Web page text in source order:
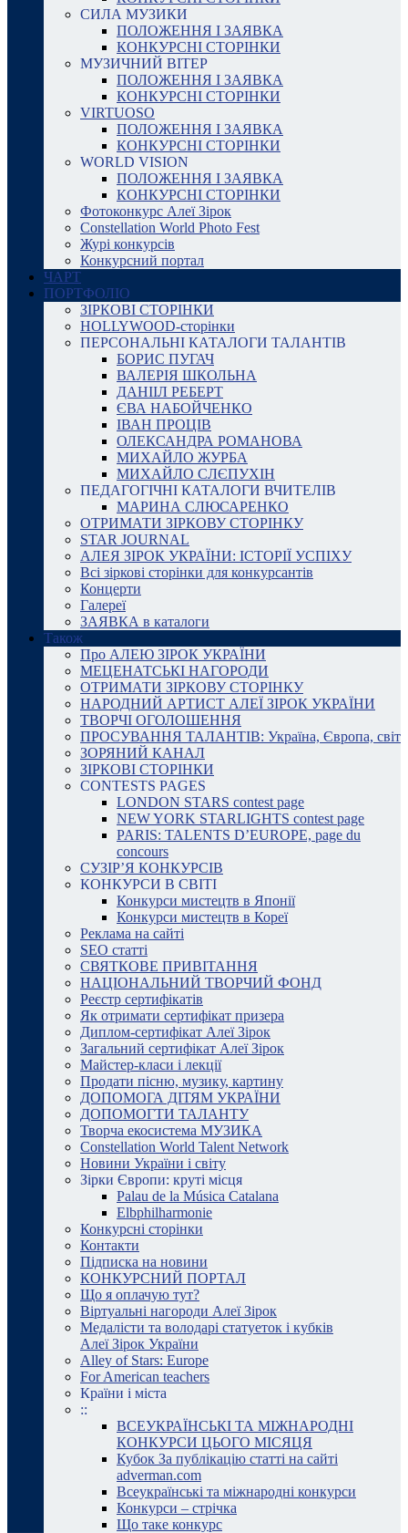
СИЛА МУЗИКИ
ПОЛОЖЕННЯ І ЗАЯВКА
КОНКУРСНІ СТОРІНКИ
МУЗИЧНИЙ ВІТЕР
ПОЛОЖЕННЯ І ЗАЯВКА
КОНКУРСНІ СТОРІНКИ
VIRTUOSO
ПОЛОЖЕННЯ І ЗАЯВКА
КОНКУРСНІ СТОРІНКИ
WORLD VISION
ПОЛОЖЕННЯ І ЗАЯВКА
КОНКУРСНІ СТОРІНКИ
Фотоконкурс Алеї Зірок
Constellation World Photo Fest
Журі конкурсів
Конкурсний портал
ЧАРТ
ПОРТФОЛІО
ЗІРКОВІ СТОРІНКИ
HOLLYWOOD-сторінки
ПЕРСОНАЛЬНІ КАТАЛОГИ ТАЛАНТІВ
БОРИС ПУГАЧ
ВАЛЕРІЯ ШКОЛЬНА
ДАНІІЛ РЕБЕРТ
ЄВА НАБОЙЧЕНКО
ІВАН ПРОЦІВ
ОЛЕКСАНДРА РОМАНОВА
МИХАЙЛО ЖУРБА
МИХАЙЛО СЛЄПУХІН
ПЕДАГОГІЧНІ КАТАЛОГИ ВЧИТЕЛІВ
МАРИНА СЛЮСАРЕНКО
ОТРИМАТИ ЗІРКОВУ СТОРІНКУ
STAR JOURNAL
АЛЕЯ ЗІРОК УКРАЇНИ: ІСТОРІЇ УСПІХУ
Всі зіркові сторінки для конкурсантів
Концерти
Галереї
ЗАЯВКА в каталоги
Також
Про АЛЕЮ ЗІРОК УКРАЇНИ
МЕЦЕНАТСЬКІ НАГОРОДИ
ОТРИМАТИ ЗІРКОВУ СТОРІНКУ
НАРОДНИЙ АРТИСТ АЛЕЇ ЗІРОК УКРАЇНИ
ТВОРЧІ ОГОЛОШЕННЯ
ПРОСУВАННЯ ТАЛАНТІВ: Україна, Європа, світ
ЗОРЯНИЙ КАНАЛ
ЗІРКОВІ СТОРІНКИ
CONTESTS PAGES
LONDON STARS contest page
NEW YORK STARLIGHTS contest page
PARIS: TALENTS D’EUROPE, page du
concours
СУЗІР’Я КОНКУРСІВ
КОНКУРСИ В СВІТІ
Конкурси мистецтв в Японії
Конкурси мистецтв в Кореї
Реклама на сайті
SEO статті
СВЯТКОВЕ ПРИВІТАННЯ
НАЦІОНАЛЬНИЙ ТВОРЧИЙ ФОНД
Реєстр сертифікатів
Як отримати сертифікат призера
Диплом-сертифікат Алеї Зірок
Загальний сертифікат Алеї Зірок
Майстер-класи і лекції
Продати пісню, музику, картину
ДОПОМОГА ДІТЯМ УКРАЇНИ
ДОПОМОГТИ ТАЛАНТУ
Творча екосистема МУЗИКА
Constellation World Talent Network
Новини України і світу
Зірки Європи: круті місця
Palau de la Música Catalana
Elbphilharmonie
Конкурсні сторінки
Контакти
Підписка на новини
КОНКУРСНИЙ ПОРТАЛ
Що я оплачую тут?
Віртуальні нагороди Алеї Зірок
Медалісти та володарі статуеток і кубків
Алеї Зірок України
Alley of Stars: Europe
For American teachers
Країни і міста
::
ВСЕУКРАЇНСЬКІ ТА МІЖНАРОДНІ
КОНКУРСИ ЦЬОГО МІСЯЦЯ
Кубок За публікацію статті на сайті
adverman.com
Всеукраїнські та міжнародні конкурси
Конкурси – стрічка
Що таке конкурс